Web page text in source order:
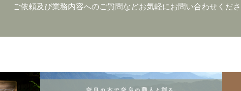
ご依頼及び業務内容へのご質問などお気軽にお問い合わせくだ